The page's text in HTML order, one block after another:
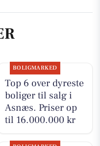
BOLIGMARKED
Top 6 over dyreste
boliger til salg i
Asnæs. Priser op
til 16.000.000 kr